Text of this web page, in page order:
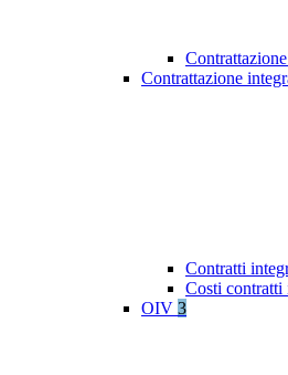
Contrattazione
Contratti
Costi contratti
OIV 3